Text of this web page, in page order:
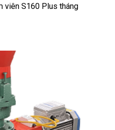
viên S160 Plus tháng